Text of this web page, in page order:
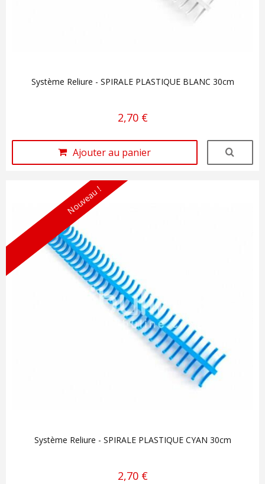
Système Reliure - SPIRALE PLASTIQUE BLANC 30cm
2,70 €
Ajouter au panier
Nouveau !
Système Reliure - SPIRALE PLASTIQUE CYAN 30cm
2,70 €